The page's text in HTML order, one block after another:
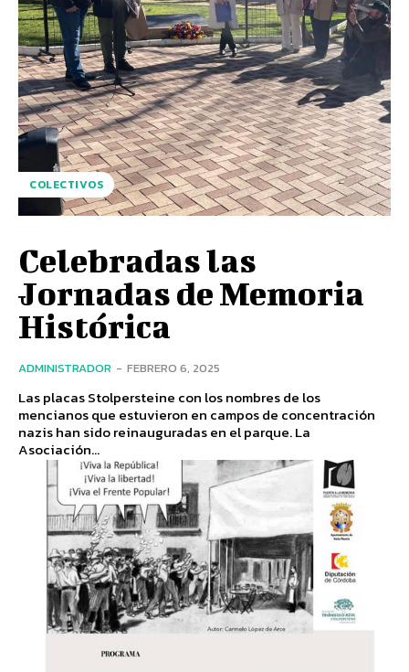
COLECTIVOS
Celebradas las
Jornadas de Memoria
Histórica
ADMINISTRADOR - FEBRERO 6, 2025
Las placas Stolpersteine con los nombres de los
mencianos que estuvieron en campos de concentración
nazis han sido reinauguradas en el parque. La
Asociación...